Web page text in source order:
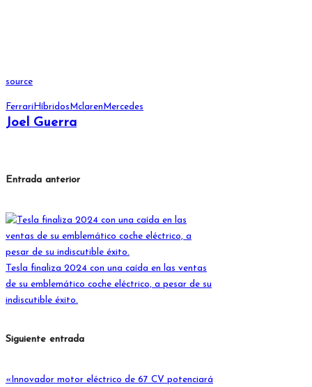
source
Etiquetas:
Ferrari Híbridos Mclaren Mercedes
Joel Guerra
Navegación
entradas
Entrada anterior
Tesla finaliza 2024 con una caída en las ventas
de su emblemático coche eléctrico, a pesar de su
indiscutible éxito.
Siguiente entrada
«Innovador motor eléctrico de 67 CV potenciará